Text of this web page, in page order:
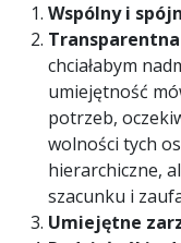
Wspólny i spó
chciałabym
umiejętność
potrzeb,
wolności tych
hierarchiczne,
szacunku i
Umiejętne